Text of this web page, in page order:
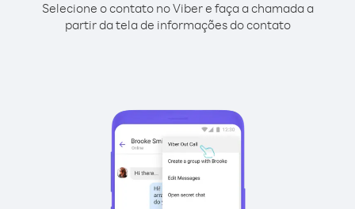
Selecione o contato no Viber e faça a chamada a
partir da tela de informações do contato